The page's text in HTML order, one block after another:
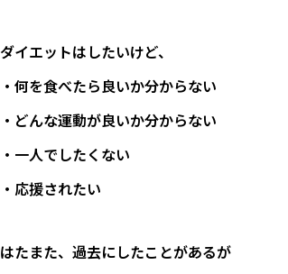
ダイエットはしたいけど、
・何を食べたら良いか分からない
・どんな運動が良いか分からない
・一人でしたくない
・応援されたい
はたまた、過去にしたことがあるが